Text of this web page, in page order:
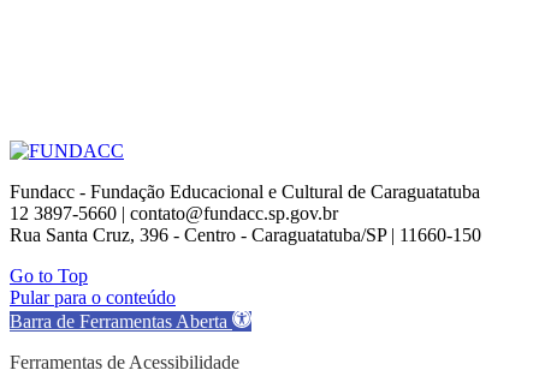
Fundacc - Fundação Educacional e Cultural de Caraguatatuba
12 3897-5660 | contato@fundacc.sp.gov.br
Rua Santa Cruz, 396 - Centro - Caraguatatuba/SP | 11660-150
Go to Top
Pular para o conteúdo
Barra de Ferramentas Aberta
Ferramentas de Acessibilidade